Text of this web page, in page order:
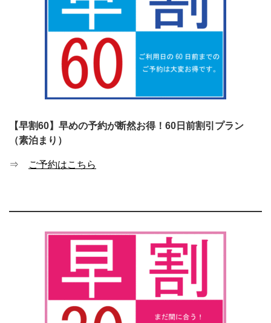
【早割60】早めの予約が断然お得！60日前割引プラン
（素泊まり）
⇒ ご予約はこちら